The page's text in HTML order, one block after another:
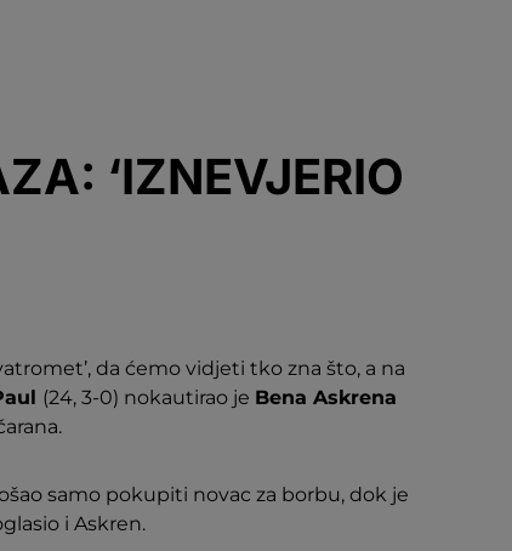
‘IZNEVJERIO
da ćemo vidjeti tko zna što, a na
(24, 3-0) nokautirao je Bena Askrena
samo pokupiti novac za borbu, dok je
i Askren.